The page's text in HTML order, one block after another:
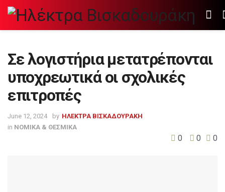
Σε λογιστήρια μετατρέπονται
υποχρεωτικά οι σχολικές
επιτροπές
June 12, 2024 by ΗΛΕΚΤΡΑ ΒΙΣΚΑΔΟΥΡΑΚΗ
in ΝΟΜΙΚΑ & ΘΕΣΜΙΚΑ
0 0 0